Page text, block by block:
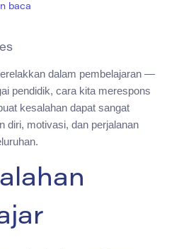
baca
dalam pembelajaran —
pendidik, cara kita merespons
kesalahan dapat sangat
diri, motivasi, dan perjalanan